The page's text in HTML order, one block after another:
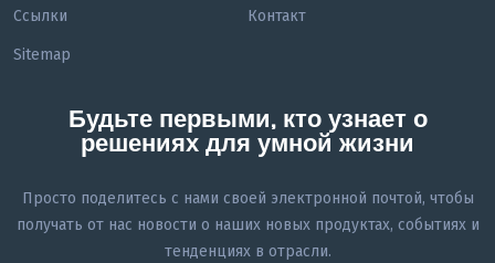
Ссылки Контакт
Sitemap
Будьте первыми, кто узнает о
решениях для умной жизни
Просто поделитесь с нами своей электронной почтой, чтобы
получать от нас новости о наших новых продуктах, событиях и
тенденциях в отрасли.